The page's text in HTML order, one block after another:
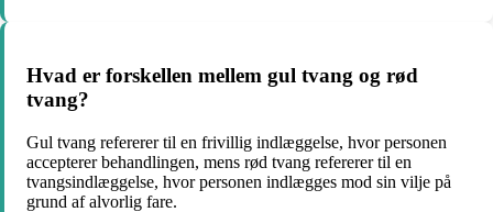
Hvad er forskellen mellem gul tvang og rød
tvang?
Gul tvang refererer til en frivillig indlæggelse, hvor personen
accepterer behandlingen, mens rød tvang refererer til en
tvangsindlæggelse, hvor personen indlægges mod sin vilje på
grund af alvorlig fare.